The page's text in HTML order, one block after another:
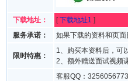
下载地址：
[下载地址1 ]
服务承诺：
如果下载的资料和页
限时特惠：
1、购买本资料后，可
2、额外赠送面试视频
客服QQ：